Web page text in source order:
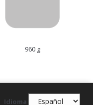
960 g
Idioma